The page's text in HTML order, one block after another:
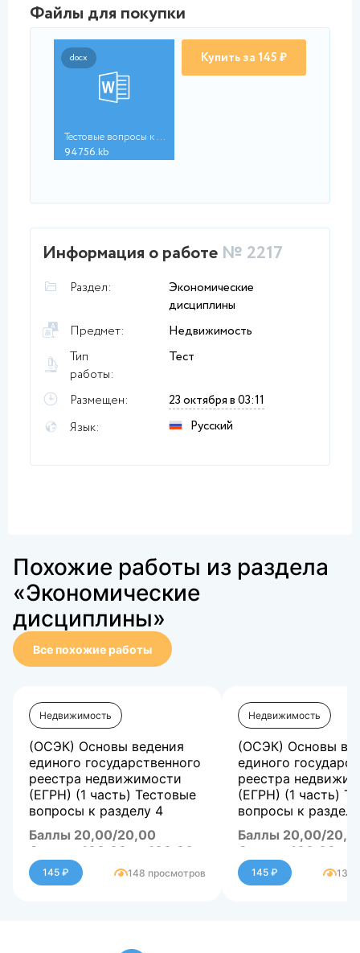
Файлы для покупки
docx
Тестовые вопросы к р...
94756.kb
Купить за 145 ₽
Информация о работе № 2217
Раздел:
Экономические
дисциплины
Предмет:
Недвижимость
Тип
работы:
Тест
Размещен:
23 октября в 03:11
Язык:
Русский
Похожие работы из раздела
«Экономические
дисциплины»
Все похожие работы
Недвижимость
(ОСЭК) Основы ведения
единого государственного
реестра недвижимости
(ЕГРН) (1 часть) Тестовые
вопросы к разделу 4
Баллы 20,00/20,00
Оценка 100,00 из 100,00
145 ₽ 148 просмотров
Недвижимость
(ОСЭК) Основы
единого
реестра
(ЕГРН) (1 часть)
вопросы к
Баллы 20,00/
Оценка 100,00 из
145 ₽ 138